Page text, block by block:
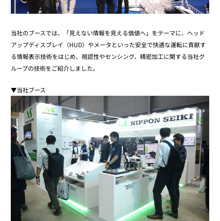
当社のブースでは、「見えない情報を見える価値へ」をテーマに、ヘッド
アップディスプレイ（HUD）やメータといった安全で快適な運転に貢献す
る情報表示技術をはじめ、視認性やセンシング、精密加工に関する当社グ
ループの技術をご紹介しました。
▼当社ブース